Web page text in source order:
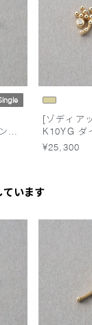
ド
[ゾディア
K10YG ダ
ピアス /い
¥25,300
ています